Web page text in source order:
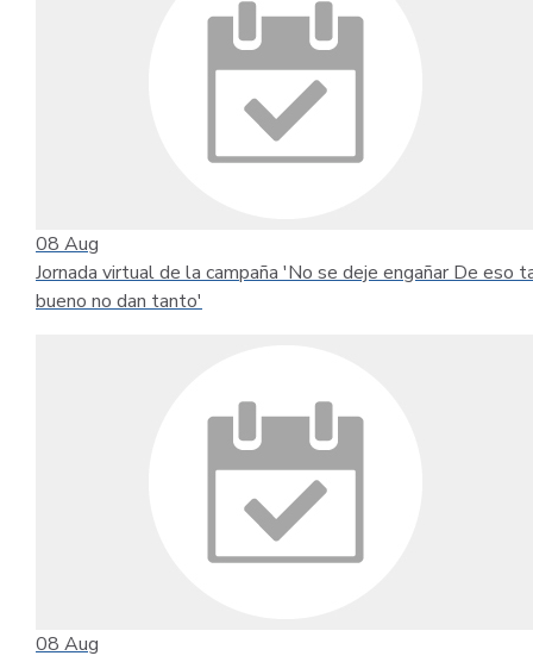
08 Aug
Jornada virtual de la campaña 'No se deje engañar De eso
bueno no dan tanto'
08 Aug